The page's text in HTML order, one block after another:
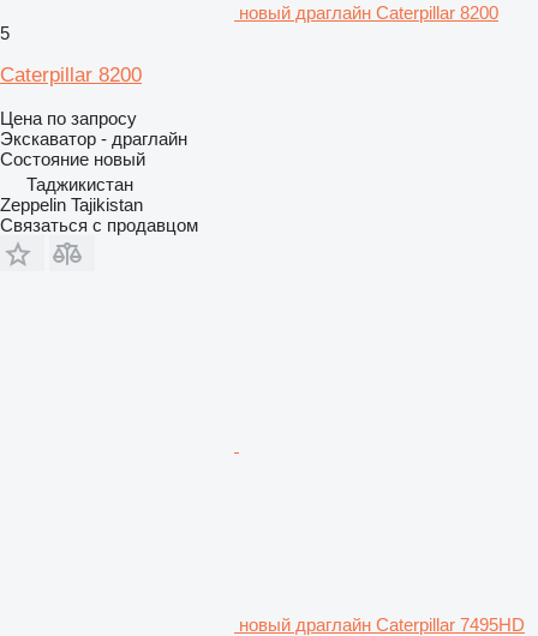
новый драглайн Caterpillar 8200
5
Caterpillar 8200
Цена по запросу
Экскаватор - драглайн
Состояние новый
Таджикистан
Zeppelin Tajikistan
Связаться с продавцом
новый драглайн Caterpillar 7495HD